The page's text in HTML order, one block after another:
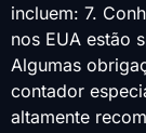
incluem: 7.
nos EUA estão
Algumas
contador
altamente